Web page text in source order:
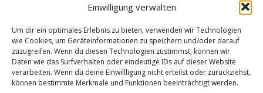
Einwilligung verwalten
Um dir ein optimales Erlebnis zu bieten, verwenden wir Technologien
wie Cookies, um Geräteinformationen zu speichern und/oder darauf
zuzugreifen. Wenn du diesen Technologien zustimmst, können wir
Daten wie das Surfverhalten oder eindeutige IDs auf dieser Website
verarbeiten. Wenn du deine Einwillligung nicht erteilst oder zurückziehst,
können bestimmte Merkmale und Funktionen beeinträchtigt werden.
Reise
Wagyus in der Bergwelt: „Die Natur spielt